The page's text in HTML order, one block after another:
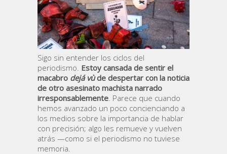
Sigo sin entender los ciclos del
periodismo. Estoy cansada de sentir el
macabro dejá vùde despertar con la noticia
de otro asesinato machista narrado
irresponsablemente. Parece que cuando
hemos avanzado un poco concienciando a
los medios sobre la importancia de hablar
con precisión; algo les remueve y vuelven
atrás —como si el periodismo no tuviese
memoria.